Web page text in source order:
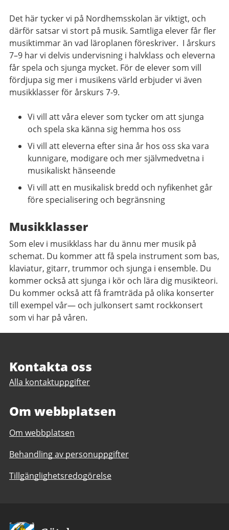
Det här tycker vi på Nordhemsskolan är viktigt, och
därför satsar vi stort på musik. Samtliga elever får fler
musiktimmar än vad läroplanen föreskriver. I årskurs
7–9 har vi delvis undervisning i halvklass och eleverna
får spela och sjunga mycket. För de elever som vill
fördjupa sig mer i musikens värld erbjuder vi även
musikklasser för årskurs 7-9.
Vi vill att våra elever som tycker om att sjunga
och spela ska känna sig hemma hos oss
Vi vill att eleverna efter sina år hos oss ska vara
kunnigare, modigare och mer självmedvetna i
musikaliskt hänseende
Vi vill att en musikalisk bredd och nyfikenhet går
före specialisering och begränsning
Musikklasser
Som elev i musikklass har du ännu mer musik på
schemat. Du kommer att få spela instrument som bas,
klaviatur, gitarr, trummor och sjunga i ensemble. Du
kommer också att sjunga i kör och lära dig musikteori.
Du kommer också att få framträda på olika konserter
till exempel vår— och julkonsert samt rockkonsert
som vi har på våren.
Kontakta oss
Alla kontaktuppgifter
Om webbplatsen
Om webbplatsen
Behandling av personuppgifter
Tillgänglighetsredogörelse